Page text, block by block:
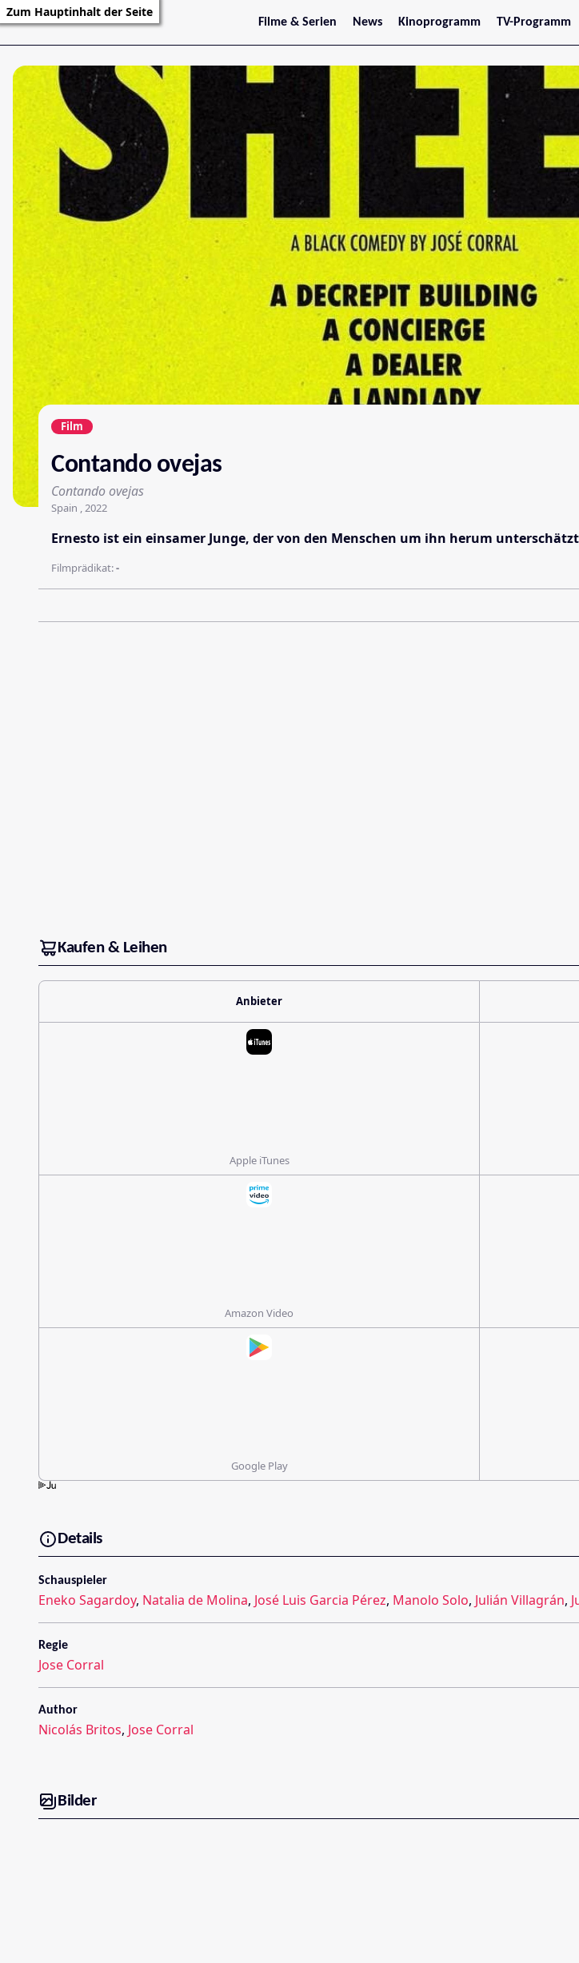
Zum Hauptinhalt der Seite
Filme & Serien
Trailer
Filmarchiv
News
Stars
Kinoprogramm
Jetzt im Kino
Niederösterreich
Oberösterreich
Burgenland
Salzburg
TV-Programm
Film
Contando ovejas
Contando ovejas
Spain , 2022
Ernesto ist ein einsamer Junge, der von den Menschen um ihn herum
Filmprädikat:-
Kaufen & Leihen
Anbieter
Apple iTunes
Amazon Video
Google Play
Details
Schauspieler
Eneko Sagardoy, Natalia de Molina, José Luis Garcia Pérez, Manolo Solo, Julián Villagrán,
Regie
Jose Corral
Author
Nicolás Britos, Jose Corral
Bilder